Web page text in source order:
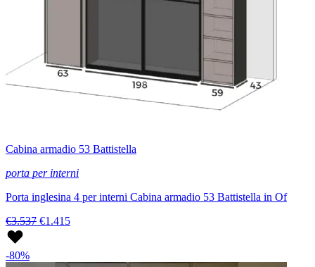
Cabina armadio 53 Battistella
porta per interni
Porta inglesina 4 per interni Cabina armadio 53 Battistella in Of
€3.537 €1.415
-80%